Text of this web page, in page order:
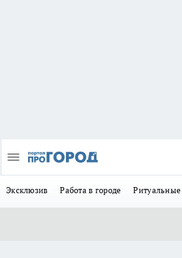
Эксклюзив Работа в городе Ритуальные